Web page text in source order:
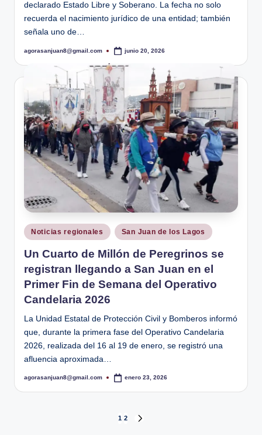
declarado Estado Libre y Soberano. La fecha no solo
recuerda el nacimiento jurídico de una entidad; también
señala uno de…
Publicado
agorasanjuan8@gmail.com junio 20, 2026
Publicado
en
Noticias regionales San Juan de los Lagos
Un Cuarto de Millón de Peregrinos se
registran llegando a San Juan en el
Primer Fin de Semana del Operativo
Candelaria 2026
La Unidad Estatal de Protección Civil y Bomberos informó
que, durante la primera fase del Operativo Candelaria
2026, realizada del 16 al 19 de enero, se registró una
afluencia aproximada…
Publicado
agorasanjuan8@gmail.com enero 23, 2026
1 2